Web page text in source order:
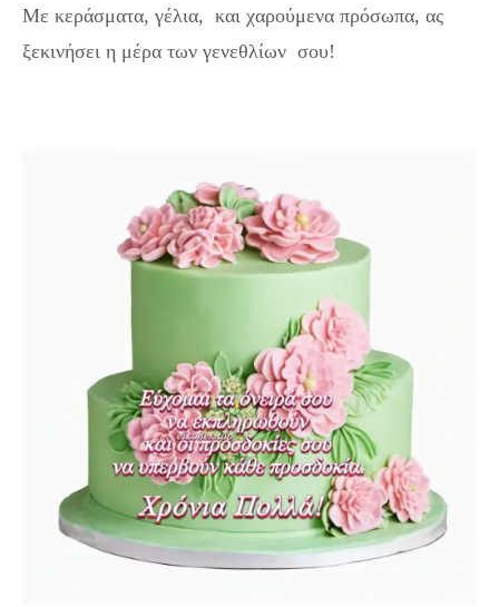
Με κεράσματα, γέλια, και χαρούμενα πρόσωπα, ας
ξεκινήσει η μέρα των γενεθλίων σου!